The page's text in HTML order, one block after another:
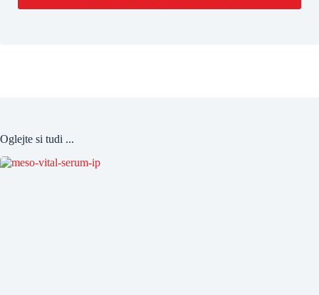
Oglejte si tudi ...